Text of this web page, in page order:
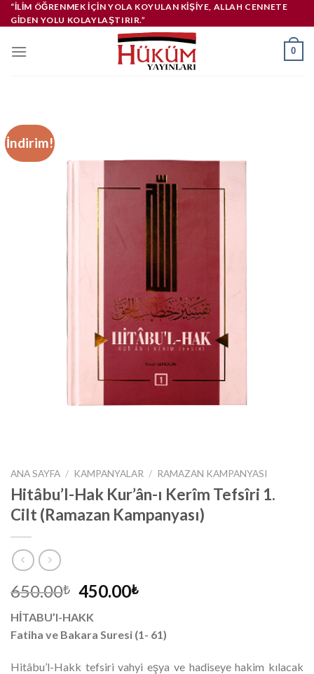
İçeriğe
atla
“İLIM ÖĞRENMEK IÇIN YOLA KOYULAN KIŞIYE, ALLAH CENNETE
GIDEN YOLU KOLAYLAŞTIRIR.”
0
İndirim!
ANA SAYFA / KAMPANYALAR / RAMAZAN KAMPANYASI
Hitâbu’l-Hak Kur’ân-ı Kerîm Tefsîri 1.
Cilt (Ramazan Kampanyası)
650.00₺ Orijinal
650.00₺.
450.00₺Şu
450.00₺.
HİTABU’l-HAKK
Fatiha ve Bakara Suresi (1- 61)
Hitâbu’l-Hakk tefsiri vahyi eşya ve hadiseye hakim kılacak